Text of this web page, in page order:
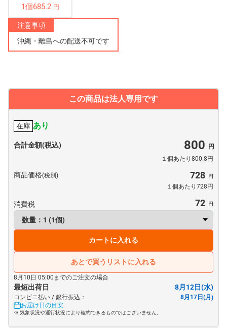
1個685.2 円
注意事項
沖縄・離島への配送不可です
この商品は法人専用です
在庫 あり
合計金額(税込) 800
１個あたり800.8円
商品価格(税別) 728
１個あたり728円
消費税 72
カートに入れる
あとで買うリストに入れる
8月10日 05:00までのご注文の場合
最短出荷日 8月12日(水)
コンビニ払い / 銀行振込：
8月17日(月)
お届け日の目安
※ 気象状況や運行状況により確約できるものではございません。